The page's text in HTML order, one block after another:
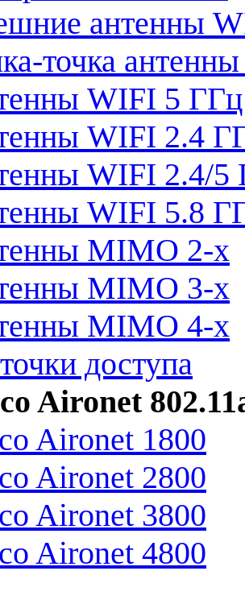
антенны
точка
WIFI 5 ГГц
WIFI 2.4
WIFI 2.4/5
WIFI 5.8
MIMO 2-x
MIMO 3-x
MIMO 4-x
доступа
Aironet
Aironet 1800
Aironet 2800
Aironet 3800
Aironet 4800